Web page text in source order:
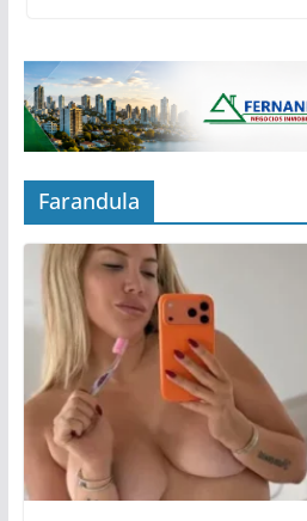
Farandula